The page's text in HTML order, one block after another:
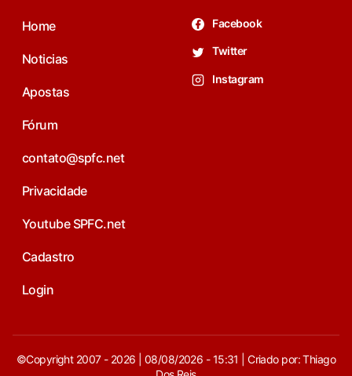
Home
Noticias
Apostas
Fórum
contato@spfc.net
Privacidade
Youtube SPFC.net
Cadastro
Login
Facebook
Twitter
Instagram
©Copyright 2007 - 2026 | 08/08/2026 - 15:31 | Criado por: Thiago